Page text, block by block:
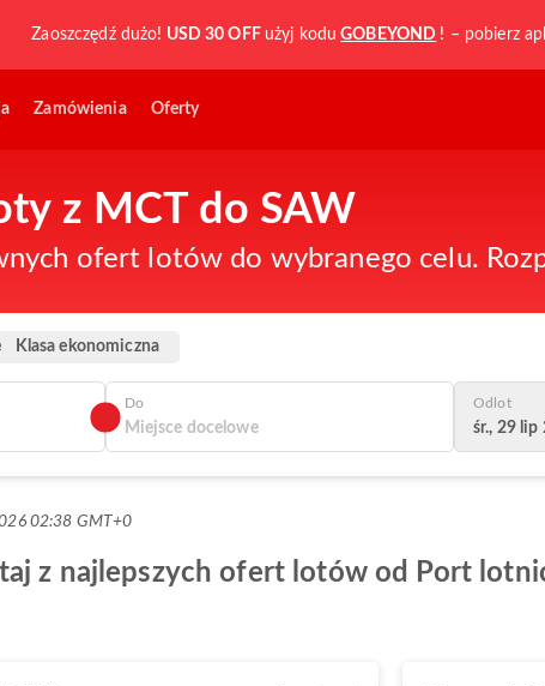
Zaoszczędź dużo! USD 30 OFF użyj kodu GOBEYOND ! – pobierz
Zamówienia Oferty
z MCT do SAW
ofert lotów do wybranego celu.
Klasa ekonomiczna
Do Odlot
śr., 29 lip
02:38 GMT+0
z najlepszych ofert lotów od Port